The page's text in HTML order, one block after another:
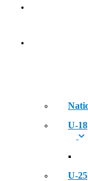
U-18
U-25